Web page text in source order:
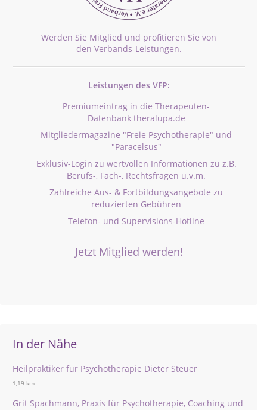
Werden Sie Mitglied und profitieren Sie von
den Verbands-Leistungen.
Leistungen des VFP:
Premiumeintrag in die Therapeuten-
Datenbank theralupa.de
Mitgliedermagazine "Freie Psychotherapie" und
"Paracelsus"
Exklusiv-Login zu wertvollen Informationen zu z.B.
Berufs-, Fach-, Rechtsfragen u.v.m.
Zahlreiche Aus- & Fortbildungsangebote zu
reduzierten Gebühren
Telefon- und Supervisions-Hotline
Jetzt Mitglied werden!
In der Nähe
Heilpraktiker für Psychotherapie Dieter Steuer
1,19 km
Grit Spachmann, Praxis für Psychotherapie, Coaching und